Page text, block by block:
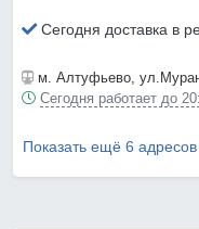
Сегодня доставка в
м. Алтуфьево ,
Сегодня работает до
Показать ещё 6 адресов